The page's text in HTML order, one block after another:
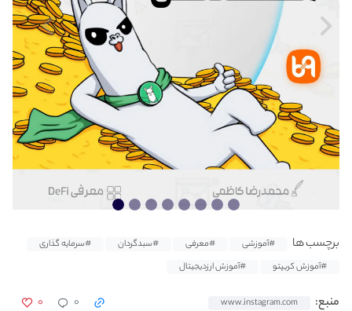
برچسب ها #آموزشی #معرفی #سبدگردان
#سرمایه گذاری
#آموزش کریپتو
#آموزش ارزدیجیتال
منبع: www.instagram.com ۰ ۰